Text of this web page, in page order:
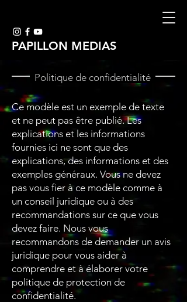
PAPILLON MEDIAS
Politique de confidentialité
Ce modèle est un exemple de texte
et ne peut pas être publié. Les
explications et les informations
fournies ici ne sont que des
explications, des informations et des
exemples généraux. Vous ne devez
pas vous fier à ce modèle comme à
un conseil juridique ou à des
recommandations sur ce que vous
devez faire. Nous vous
recommandons de demander un avis
juridique pour vous aider à
comprendre et à élaborer votre
politique de protection de
confidentialité.